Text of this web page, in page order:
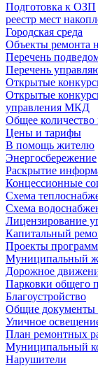
Подготовка к ОЗП
реестр мест
Городская среда
Объекты ремонта
Перечень
Перечень
Открытые
Открытые
управления МКД
Общее
Цены и тарифы
В помощь жителю
Энергосбережение
Раскрытие
Концессионные
Схема
Схема
Лицензирование
Капитальный
Проекты программ
Муниципальный
Дорожное
Парковки общего
Благоустройство
Общие
Уличное
План ремонтных
Муниципальный
Нарушители